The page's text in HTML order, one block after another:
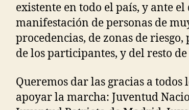
existente en todo el país, y ante
manifestación de personas de
procedencias, de zonas de
de los participantes, y del resto
Queremos dar las gracias a todos
apoyar la marcha: Juventud